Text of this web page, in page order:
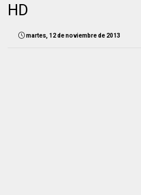
HD
martes, 12 de noviembre de 2013